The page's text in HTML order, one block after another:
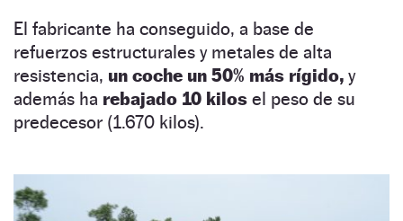
El fabricante ha conseguido, a base de
refuerzos estructurales y metales de alta
resistencia, un coche un 50% más rígido, y
además ha rebajado 10 kilos el peso de su
predecesor (1.670 kilos).